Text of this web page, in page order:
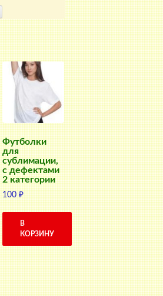
Футболки
для
сублимации,
с дефектами
2 категории
100₽
В
КОРЗИНУ